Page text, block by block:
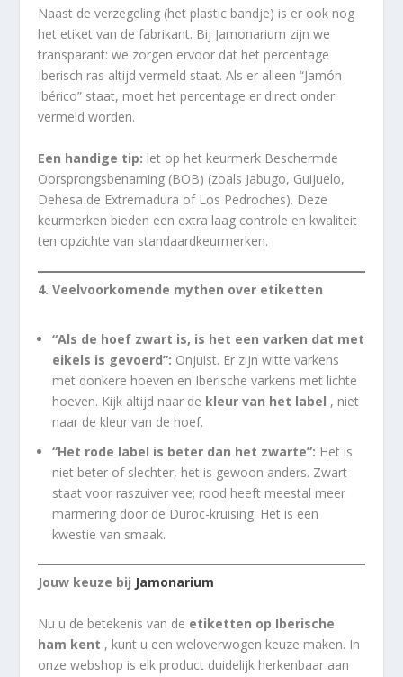
Naast de verzegeling (het plastic bandje) is er ook nog
het etiket van de fabrikant. Bij Jamonarium zijn we
transparant: we zorgen ervoor dat het percentage
Iberisch ras altijd vermeld staat. Als er alleen “Jamón
Ibérico” staat, moet het percentage er direct onder
vermeld worden.
Een handige tip: let op het keurmerk Beschermde
Oorsprongsbenaming (BOB) (zoals Jabugo, Guijuelo,
Dehesa de Extremadura of Los Pedroches). Deze
keurmerken bieden een extra laag controle en kwaliteit
ten opzichte van standaardkeurmerken.
4. Veelvoorkomende mythen over etiketten
“Als de hoef zwart is, is het een varken dat met
eikels is gevoerd”: Onjuist. Er zijn witte varkens
met donkere hoeven en Iberische varkens met lichte
hoeven. Kijk altijd naar de kleur van het label , niet
naar de kleur van de hoef.
“Het rode label is beter dan het zwarte”: Het is
niet beter of slechter, het is gewoon anders. Zwart
staat voor raszuiver vee; rood heeft meestal meer
marmering door de Duroc-kruising. Het is een
kwestie van smaak.
Jouw keuze bij Jamonarium
Nu u de betekenis van de etiketten op Iberische
ham kent , kunt u een weloverwogen keuze maken. In
onze webshop is elk product duidelijk herkenbaar aan